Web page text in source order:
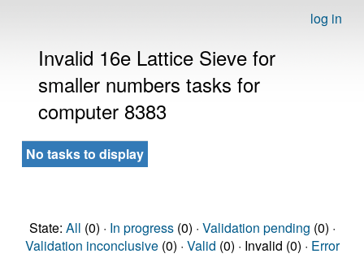
log in
Invalid 16e Lattice Sieve for
smaller numbers tasks for
computer 8383
No tasks to display
State: All (0) · In progress(0) · Validation pending (0) ·
Validation inconclusive(0) · Valid (0) · Invalid (0) · Error